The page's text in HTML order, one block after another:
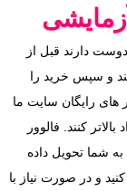
دارند قبل از
و سپس خرید را
های رایگان سایت ما
کنند. فالوور
شما تحویل داده
و در صورت نیاز با